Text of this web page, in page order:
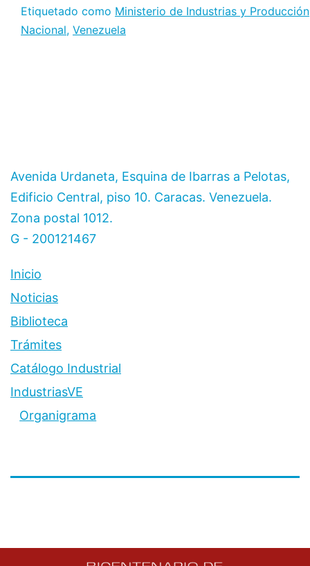
Etiquetado como Ministerio de Industrias y Producción
Nacional, Venezuela
Avenida Urdaneta, Esquina de Ibarras a Pelotas,
Edificio Central, piso 10. Caracas. Venezuela.
Zona postal 1012.
G - 200121467
Inicio
Noticias
Biblioteca
Trámites
Catálogo Industrial
IndustriasVE
Organigrama